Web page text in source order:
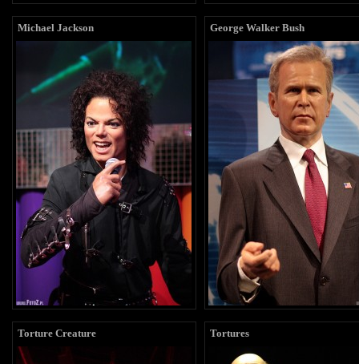
Michael Jackson George Walker Bush
Torture Creature Tortures